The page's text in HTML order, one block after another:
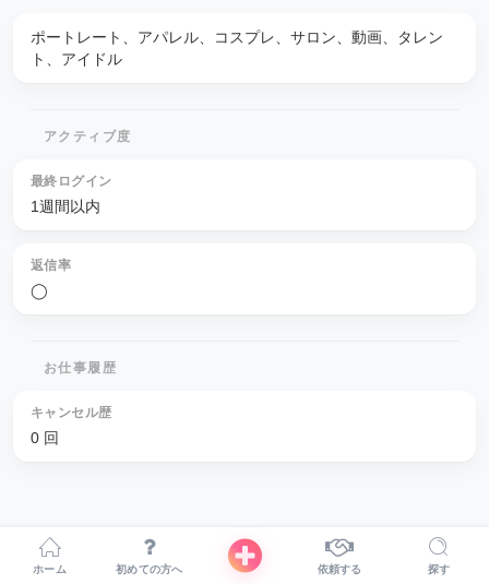
ポートレート、アパレル、コスプレ、サロン、動画、タレン
ト、アイドル
アクティブ度
最終ログイン
1週間以内
返信率
◯
お仕事履歴
キャンセル歴
0 回
ホーム 初めての方へ 依頼する 探す